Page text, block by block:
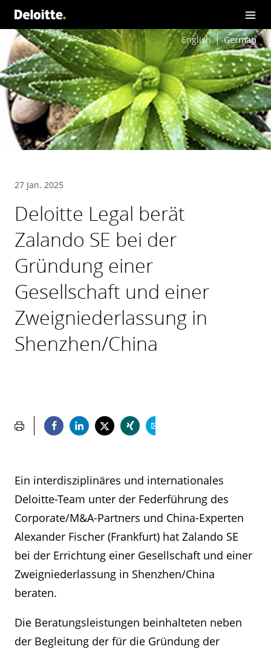
English German
27 Jan. 2025
Deloitte Legal berät
Zalando SE bei der
Gründung einer
Gesellschaft und einer
Zweigniederlassung in
Shenzhen/China
Ein interdisziplinäres und internationales
Deloitte-Team unter der Federführung des
Corporate/M&A-Partners und China-Experten
Alexander Fischer (Frankfurt) hat Zalando SE
bei der Errichtung einer Gesellschaft und einer
Zweigniederlassung in Shenzhen/China
beraten.
Die Beratungsleistungen beinhalteten neben
der Begleitung der für die Gründung der